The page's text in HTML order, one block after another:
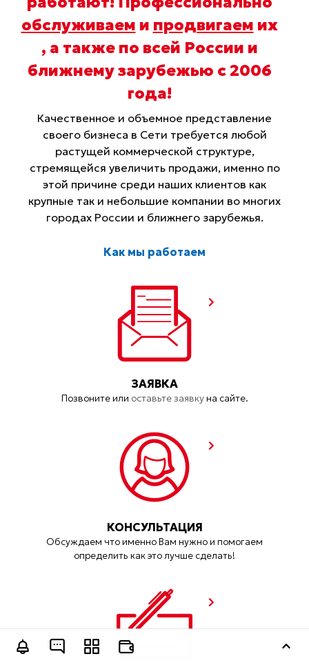
обслуживаем и продвигаем их
, а также по всей России и
ближнему зарубежью с 2006
года!
Качественное и объемное представление
своего бизнеса в Сети требуется любой
растущей коммерческой структуре,
стремящейся увеличить продажи, именно по
этой причине среди наших клиентов как
крупные так и небольшие компании во многих
городах России и ближнего зарубежья.
Как мы работаем
ЗАЯВКА
Позвоните или оставьте заявкуна сайте.
КОНСУЛЬТАЦИЯ
Обсуждаем что именно Вам нужно и помогаем
определить как это лучше сделать!
Оставить заявку